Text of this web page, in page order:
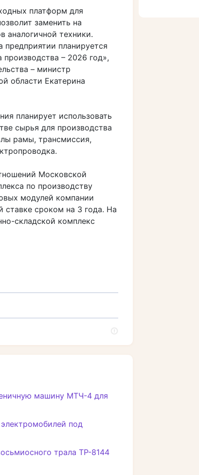
платформ для
заменить на
аналогичной техники.
планируется
– 2026 год»,
– министр
области Екатерина
планирует использовать
сырья для производства
рамы, трансмиссия,
Московской
по производству
модулей компании
ставке сроком на 3 года. На
складской комплекс
машину МТЧ-4 для
под
трала ТР-8144